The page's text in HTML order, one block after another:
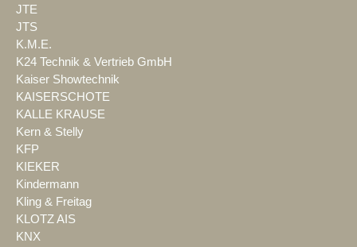
JTE
JTS
K.M.E.
K24 Technik & Vertrieb GmbH
Kaiser Showtechnik
KAISERSCHOTE
KALLE KRAUSE
Kern & Stelly
KFP
KIEKER
Kindermann
Kling & Freitag
KLOTZ AIS
KNX